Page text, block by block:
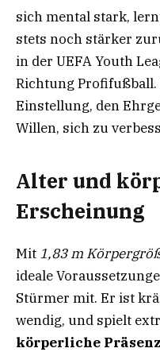
sich mental stark,
stets noch stärker
in der UEFA Youth
Richtung
Einstellung, den
Willen, sich zu
Alter und
Erscheinung
Mit 1,83 m
ideale
Stürmer mit. Er ist
wendig, und spielt
körperliche Präsenz